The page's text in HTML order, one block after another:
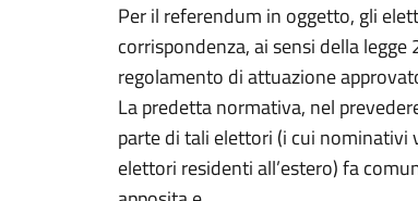
Per il referendum in oggetto, gli
corrispondenza, ai sensi della
regolamento di attuazione
La predetta normativa, nel
parte di tali elettori (i cui nominativi
elettori residenti all’estero) fa